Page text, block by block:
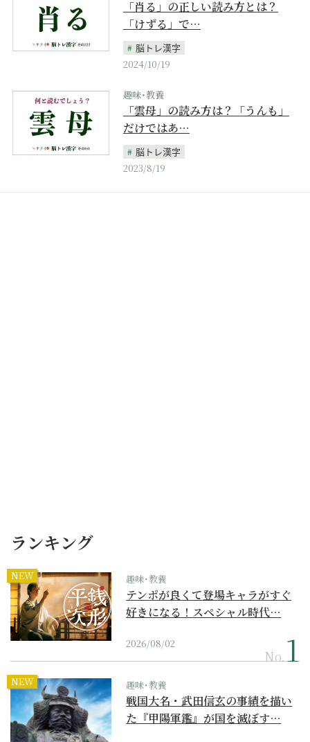
「肖る」の正しい読み方とは？
「けずる」で…
脳トレ漢字
2024/10/19
趣味･教養
「雲母」の読み方は？「うんも」
だけではあ…
脳トレ漢字
2023/8/19
ランキング
NEW 趣味･教養
テンポが良くて登場キャラがすぐ
好きになる！スペシャル時代…
2026/08/02
No.
NEW 趣味･教養
戦国大名・武田信玄の事績を描い
た『甲陽軍鑑』が国を滅ぼす…